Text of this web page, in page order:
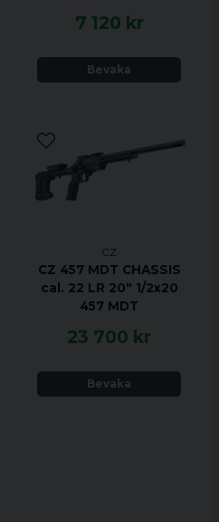
7 120 kr
Bevaka
CZ
CZ 457 MDT CHASSIS
cal. 22 LR 20" 1/2x20
457 MDT
23 700 kr
Bevaka